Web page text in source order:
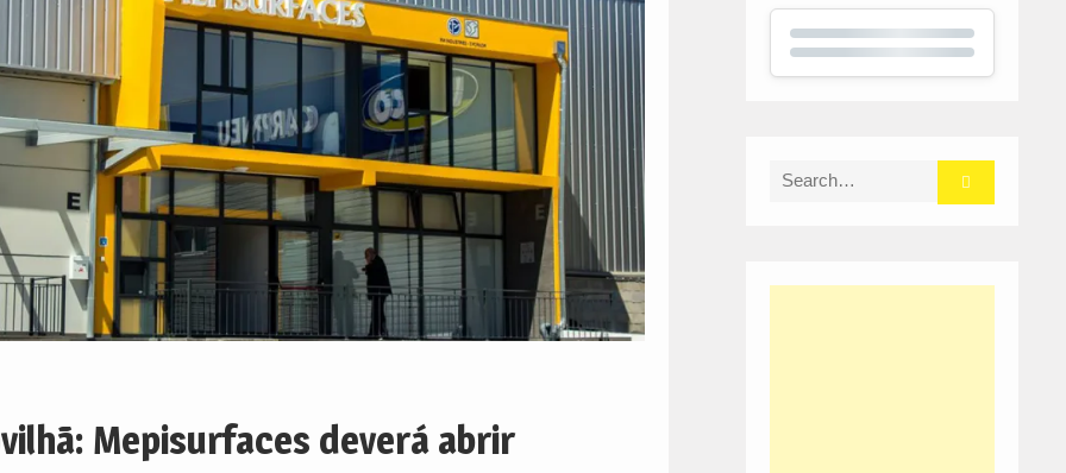
Mepisurfaces deverá abrir
Search